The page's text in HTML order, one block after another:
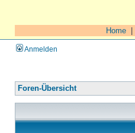
Home
Anmelden
Foren-Übersicht